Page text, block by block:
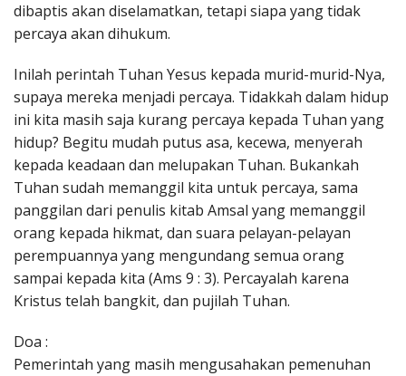
dibaptis akan diselamatkan, tetapi siapa yang tidak
percaya akan dihukum.
Inilah perintah Tuhan Yesus kepada murid-murid-Nya,
supaya mereka menjadi percaya. Tidakkah dalam hidup
ini kita masih saja kurang percaya kepada Tuhan yang
hidup? Begitu mudah putus asa, kecewa, menyerah
kepada keadaan dan melupakan Tuhan. Bukankah
Tuhan sudah memanggil kita untuk percaya, sama
panggilan dari penulis kitab Amsal yang memanggil
orang kepada hikmat, dan suara pelayan-pelayan
perempuannya yang mengundang semua orang
sampai kepada kita (Ams 9 : 3). Percayalah karena
Kristus telah bangkit, dan pujilah Tuhan.
Doa :
Pemerintah yang masih mengusahakan pemenuhan